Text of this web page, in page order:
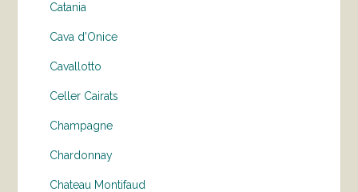
Catania
Cava d'Onice
Cavallotto
Celler Cairats
Champagne
Chardonnay
Chateau Montifaud